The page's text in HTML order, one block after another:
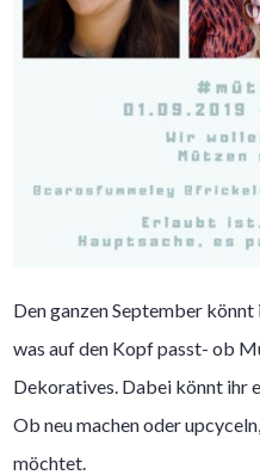
Den ganzen September
was auf den Kopf passt- ob
Dekoratives. Dabei könnt ihr
Ob neu machen oder
möchtet.